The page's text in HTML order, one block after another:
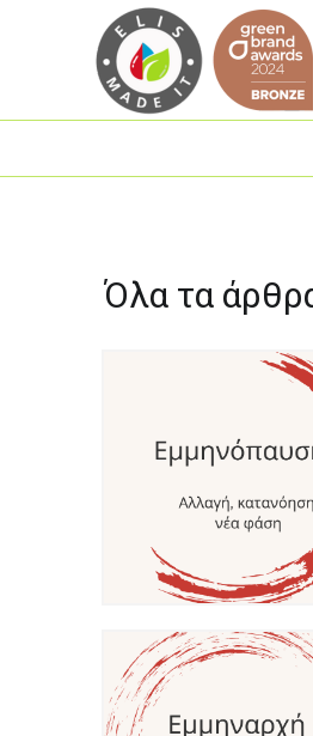
Όλα τα